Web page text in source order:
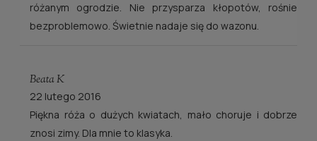
różanym ogrodzie. Nie przysparza kłopotów, rośnie
bezproblemowo. Świetnie nadaje się do wazonu.
Beata K
22 lutego 2016
Piękna róża o dużych kwiatach, mało choruje i dobrze
znosi zimy. Dla mnie to klasyka.